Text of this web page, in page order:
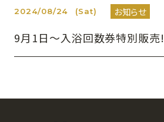
2024/08/24 (Sat) お知らせ
9月1日～入浴回数券特別販売!